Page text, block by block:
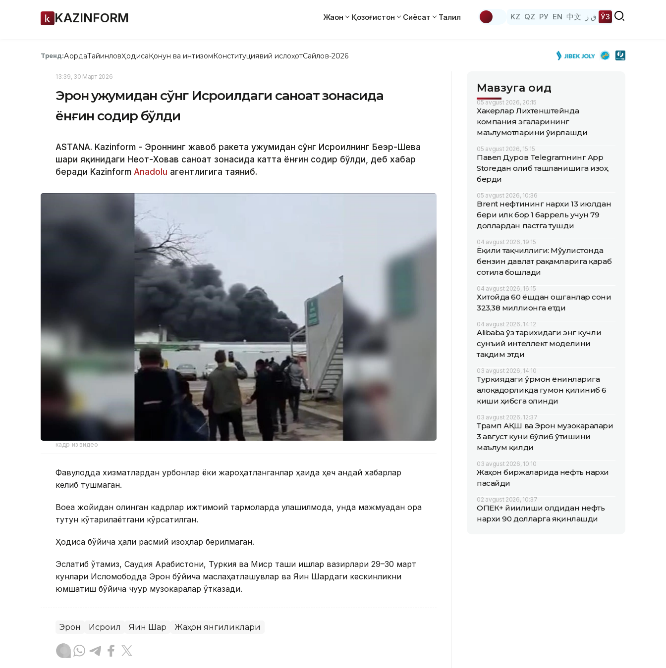
KAZINFORM Жаҳон Қозоғистон Сиёсат Таҳлил KZ QZ РУ EN 中文 ق ز ЎЗ
Тренд:АқордаТайинловҲодисаҚонун ва интизомКонституциявий ислоҳотСайлов-2026
13:39, 30 Март 2026
Эрон ҳужумидан сўнг Исроилдаги саноат зонасида
ёнғин содир бўлди
ASTANA. Kazinform - Эроннинг жавоб ракета ҳужумидан сўнг Исроилнинг Беэр-Шева
шаҳри яқинидаги Неот-Ховав саноат зонасида катта ёнғин содир бўлди, деб хабар
беради Kazinform Anadolu агентлигига таяниб.
кадр из видео
Фавқулодда хизматлардан қурбонлар ёки жароҳатланганлар ҳақида ҳеч қандай хабарлар
келиб тушмаган.
Воқеа жойидан олинган кадрлар ижтимоий тармоқларда улашилмоқда, унда мажмуадан қора
тутун кўтарилаётгани кўрсатилган.
Ҳодиса бўйича ҳали расмий изоҳлар берилмаган.
Эслатиб ўтамиз, Саудия Арабистони, Туркия ва Миср ташқи ишлар вазирлари 29–30 март
кунлари Исломободда Эрон бўйича маслаҳатлашувлар ва Яқин Шарқдаги кескинликни
юмшатиш бўйича чуқур музокаралар ўтказади.
Эрон Исроил Яқин Шарқ Жаҳон янгиликлари
Мавзуга оид
05 avgust 2026, 20:15
Хакерлар Лихтенштейнда
компания эгаларининг
маълумотларини ўғирлашди
05 avgust 2026, 15:15
Павел Дуров Telegramнинг App
Storeдан олиб ташланишига изоҳ
берди
05 avgust 2026, 10:36
Brent нефтининг нархи 13 июлдан
бери илк бор 1 баррель учун 79
доллардан пастга тушди
04 avgust 2026, 19:15
Ёқилғи тақчиллиги: Мўғулистонда
бензин давлат рақамларига қараб
сотила бошлади
04 avgust 2026, 16:15
Хитойда 60 ёшдан ошганлар сони
323,38 миллионга етди
04 avgust 2026, 14:12
Alibaba ўз тарихидаги энг кучли
сунъий интеллект моделини
тақдим этди
03 avgust 2026, 14:10
Туркиядаги ўрмон ёнғинларига
алоқадорликда гумон қилиниб 6
киши ҳибсга олинди
03 avgust 2026, 12:37
Трамп АҚШ ва Эрон музокаралари
3 август куни бўлиб ўтишини
маълум қилди
03 avgust 2026, 10:10
Жаҳон биржаларида нефть нархи
пасайди
02 avgust 2026, 10:37
ОПEК+ йиғилиши олдидан нефть
нархи 90 долларга яқинлашди